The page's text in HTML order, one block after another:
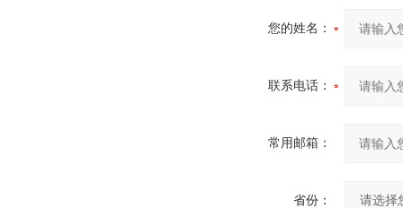
您的姓名：
联系电话：
常用邮箱：
省份：